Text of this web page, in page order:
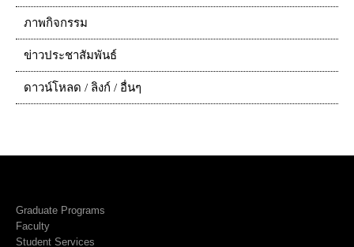
ภาพกิจกรรม
ข่าวประชาสัมพันธ์
ดาวน์โหลด / ลิงก์ / อื่นๆ
Graduate Programs
Faculty
Student Services